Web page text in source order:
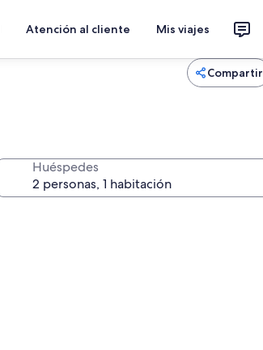
Atención al cliente Mis viajes
Compartir
Huéspedes